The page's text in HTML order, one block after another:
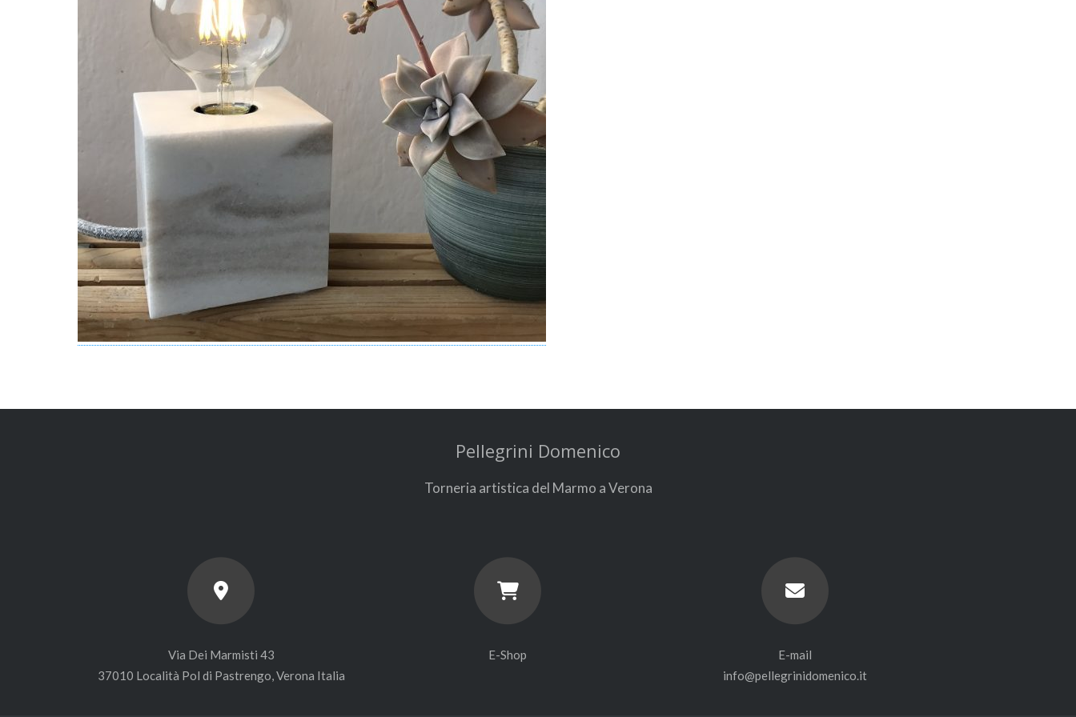
Pellegrini Domenico
Torneria artistica del Marmo a Verona
Via Dei Marmisti 43
37010 Località Pol di Pastrengo, Verona Italia
E-Shop
E-mail
info@pellegrinidomenico.it